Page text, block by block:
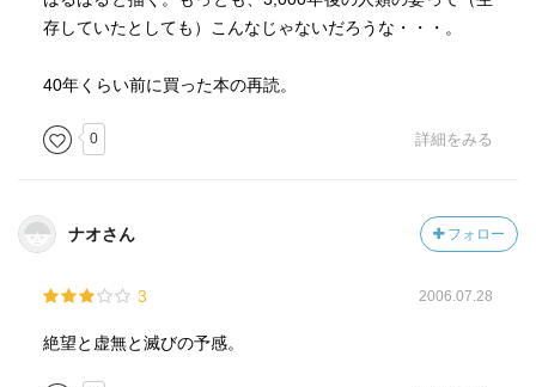
存していたとしても）こんなじゃないだろうな・・・。
40年くらい前に買った本の再読。
0 詳細をみる
ナオさん フォロー
3 2006.07.28
絶望と虚無と滅びの予感。